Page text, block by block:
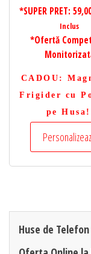
*SUPER PRET:
Inclus
*Ofertă
CADOU :
Frigider cu
pe Husa!
Huse de